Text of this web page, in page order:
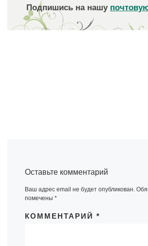
Подпишись на нашу
Оставьте комментарий
Ваш адрес email не будет опубликован.
помечены*
КОММЕНТАРИЙ*